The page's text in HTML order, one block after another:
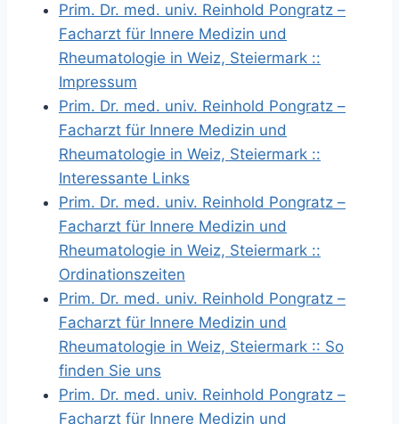
Prim. Dr. med. univ. Reinhold Pongratz –
Facharzt für Innere Medizin und
Rheumatologie in Weiz, Steiermark ::
Impressum
Prim. Dr. med. univ. Reinhold Pongratz –
Facharzt für Innere Medizin und
Rheumatologie in Weiz, Steiermark ::
Interessante Links
Prim. Dr. med. univ. Reinhold Pongratz –
Facharzt für Innere Medizin und
Rheumatologie in Weiz, Steiermark ::
Ordinationszeiten
Prim. Dr. med. univ. Reinhold Pongratz –
Facharzt für Innere Medizin und
Rheumatologie in Weiz, Steiermark :: So
finden Sie uns
Prim. Dr. med. univ. Reinhold Pongratz –
Facharzt für Innere Medizin und